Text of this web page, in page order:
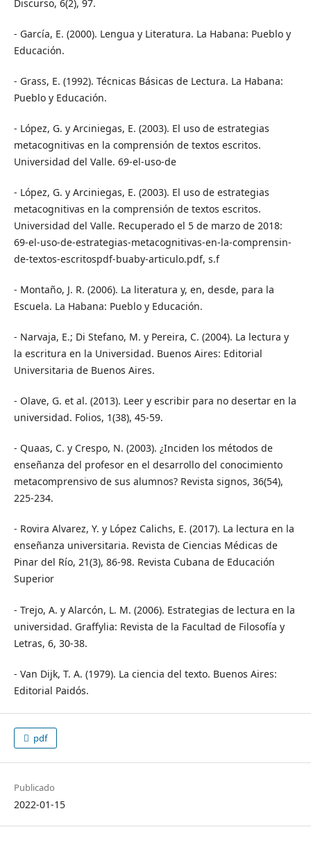
Discurso, 6(2), 97.
- García, E. (2000). Lengua y Literatura. La Habana: Pueblo y
Educación.
- Grass, E. (1992). Técnicas Básicas de Lectura. La Habana:
Pueblo y Educación.
- López, G. y Arciniegas, E. (2003). El uso de estrategias
metacognitivas en la comprensión de textos escritos.
Universidad del Valle. 69-el-uso-de
- López, G. y Arciniegas, E. (2003). El uso de estrategias
metacognitivas en la comprensión de textos escritos.
Universidad del Valle. Recuperado el 5 de marzo de 2018:
69-el-uso-de-estrategias-metacognitivas-en-la-comprensin-
de-textos-escritospdf-buaby-articulo.pdf, s.f
- Montaño, J. R. (2006). La literatura y, en, desde, para la
Escuela. La Habana: Pueblo y Educación.
- Narvaja, E.; Di Stefano, M. y Pereira, C. (2004). La lectura y
la escritura en la Universidad. Buenos Aires: Editorial
Universitaria de Buenos Aires.
- Olave, G. et al. (2013). Leer y escribir para no desertar en la
universidad. Folios, 1(38), 45-59.
- Quaas, C. y Crespo, N. (2003). ¿Inciden los métodos de
enseñanza del profesor en el desarrollo del conocimiento
metacomprensivo de sus alumnos? Revista signos, 36(54),
225-234.
- Rovira Alvarez, Y. y López Calichs, E. (2017). La lectura en la
enseñanza universitaria. Revista de Ciencias Médicas de
Pinar del Río, 21(3), 86-98. Revista Cubana de Educación
Superior
- Trejo, A. y Alarcón, L. M. (2006). Estrategias de lectura en la
universidad. Graffylia: Revista de la Facultad de Filosofía y
Letras, 6, 30-38.
- Van Dijk, T. A. (1979). La ciencia del texto. Buenos Aires:
Editorial Paidós.
pdf
Publicado
2022-01-15